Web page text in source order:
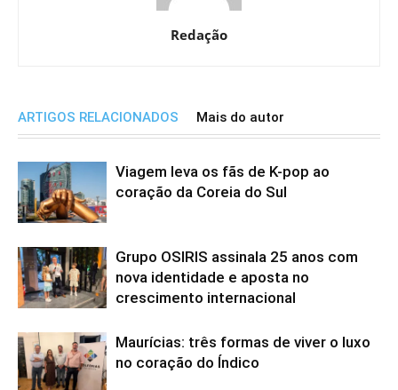
Redação
ARTIGOS RELACIONADOS Mais do autor
Viagem leva os fãs de K-pop ao
coração da Coreia do Sul
Grupo OSIRIS assinala 25 anos com
nova identidade e aposta no
crescimento internacional
Maurícias: três formas de viver o luxo
no coração do Índico